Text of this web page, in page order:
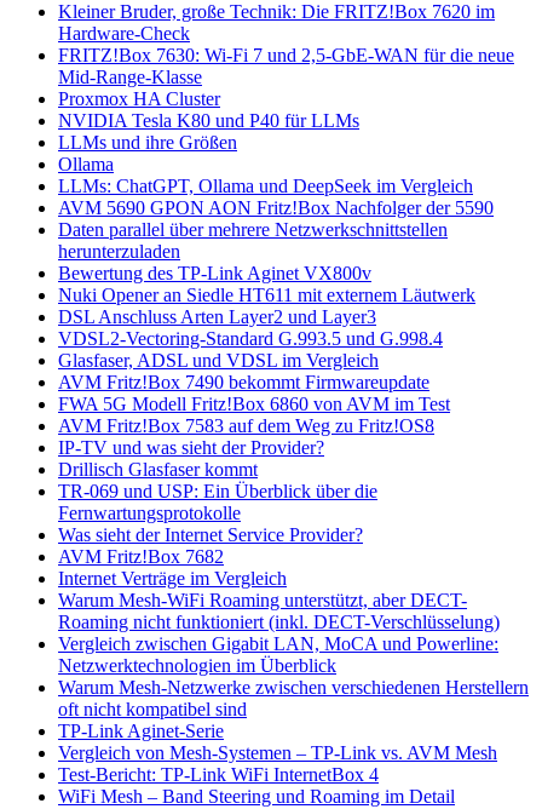
Kleiner Bruder, große Technik: Die FRITZ!Box 7620 im
Hardware-Check
FRITZ!Box 7630: Wi-Fi 7 und 2,5-GbE-WAN für die neue
Mid-Range-Klasse
Proxmox HA Cluster
NVIDIA Tesla K80 und P40 für LLMs
LLMs und ihre Größen
Ollama
LLMs: ChatGPT, Ollama und DeepSeek im Vergleich
AVM 5690 GPON AON Fritz!Box Nachfolger der 5590
Daten parallel über mehrere Netzwerkschnittstellen
herunterzuladen
Bewertung des TP-Link Aginet VX800v
Nuki Opener an Siedle HT611 mit externem Läutwerk
DSL Anschluss Arten Layer2 und Layer3
VDSL2-Vectoring-Standard G.993.5 und G.998.4
Glasfaser, ADSL und VDSL im Vergleich
AVM Fritz!Box 7490 bekommt Firmwareupdate
FWA 5G Modell Fritz!Box 6860 von AVM im Test
AVM Fritz!Box 7583 auf dem Weg zu Fritz!OS8
IP-TV und was sieht der Provider?
Drillisch Glasfaser kommt
TR-069 und USP: Ein Überblick über die
Fernwartungsprotokolle
Was sieht der Internet Service Provider?
AVM Fritz!Box 7682
Internet Verträge im Vergleich
Warum Mesh-WiFi Roaming unterstützt, aber DECT-
Roaming nicht funktioniert (inkl. DECT-Verschlüsselung)
Vergleich zwischen Gigabit LAN, MoCA und Powerline:
Netzwerktechnologien im Überblick
Warum Mesh-Netzwerke zwischen verschiedenen Herstellern
oft nicht kompatibel sind
TP-Link Aginet-Serie
Vergleich von Mesh-Systemen – TP-Link vs. AVM Mesh
Test-Bericht: TP-Link WiFi InternetBox 4
WiFi Mesh – Band Steering und Roaming im Detail